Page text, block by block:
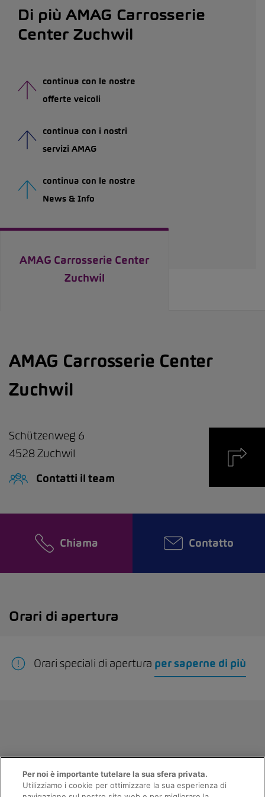
Di più AMAG Carrosserie
Center Zuchwil
continua con le nostre
offerte veicoli
continua con i nostri
servizi AMAG
continua con le nostre
News & Info
AMAG Carrosserie Center
Zuchwil
AMAG Carrosserie Center
Zuchwil
Schützenweg 6
4528Zuchwil
Contatti il team
Chiama Contatto
Orari di apertura
Orari speciali di apertura per saperne di più
Per noi è importante tutelare la sua sfera privata.
Utilizziamo i cookie per ottimizzare la sua esperienza di